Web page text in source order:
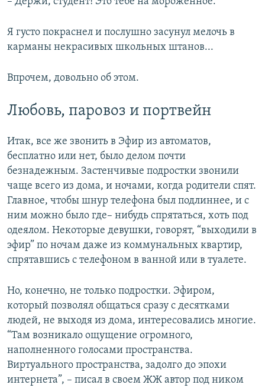
Я густо покраснел и послушно засунул мелочь в
карманы некрасивых школьных штанов...
Впрочем, довольно об этом.
Любовь, паровоз и портвейн
Итак, все же звонить в Эфир из автоматов,
бесплатно или нет, было делом почти
безнадежным. Застенчивые подростки звонили
чаще всего из дома, и ночами, когда родители спят.
Главное, чтобы шнур телефона был подлиннее, и с
ним можно было где– нибудь спрятаться, хоть под
одеялом. Некоторые девушки, говорят, “выходили в
эфир” по ночам даже из коммунальных квартир,
спрятавшись с телефоном в ванной или в туалете.
Но, конечно, не только подростки. Эфиром,
который позволял общаться сразу с десятками
людей, не выходя из дома, интересовались многие.
“Там возникало ощущение огромного,
наполненного голосами пространства.
Виртуального пространства, задолго до эпохи
интернета”, – писал в своем ЖЖ автор под ником